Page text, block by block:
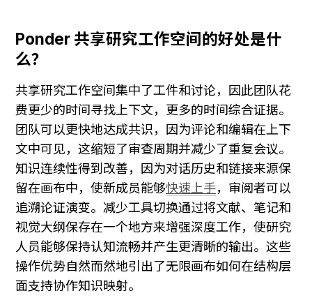
Ponder 共享研究工作空间的好处是什
么？
共享研究工作空间集中了工件和讨论，因此团队花
费更少的时间寻找上下文，更多的时间综合证据。
团队可以更快地达成共识，因为评论和编辑在上下
文中可见，这缩短了审查周期并减少了重复会议。
知识连续性得到改善，因为对话历史和链接来源保
留在画布中，使新成员能够快速上手，审阅者可以
追溯论证演变。减少工具切换通过将文献、笔记和
视觉大纲保存在一个地方来增强深度工作，使研究
人员能够保持认知流畅并产生更清晰的输出。这些
操作优势自然而然地引出了无限画布如何在结构层
面支持协作知识映射。